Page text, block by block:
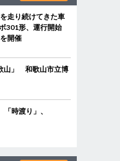
走り続けてきた車
301形、運行開始
開催
山」 和歌山市立博
時渡り」、